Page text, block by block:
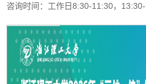
咨询时间：工作日8:30-11:30，